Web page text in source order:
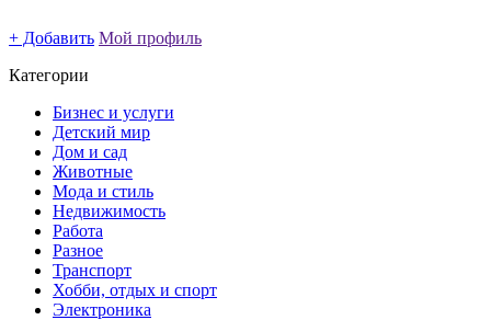
+ Добавить Мой профиль
Категории
Бизнес и услуги
Детский мир
Дом и сад
Животные
Мода и стиль
Недвижимость
Работа
Разное
Транспорт
Хобби, отдых и спорт
Электроника